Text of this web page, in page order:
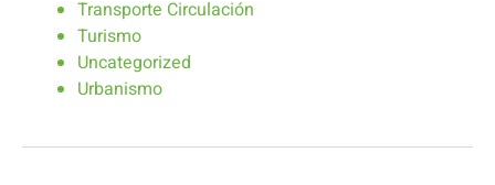
Transporte Circulación
Turismo
Uncategorized
Urbanismo